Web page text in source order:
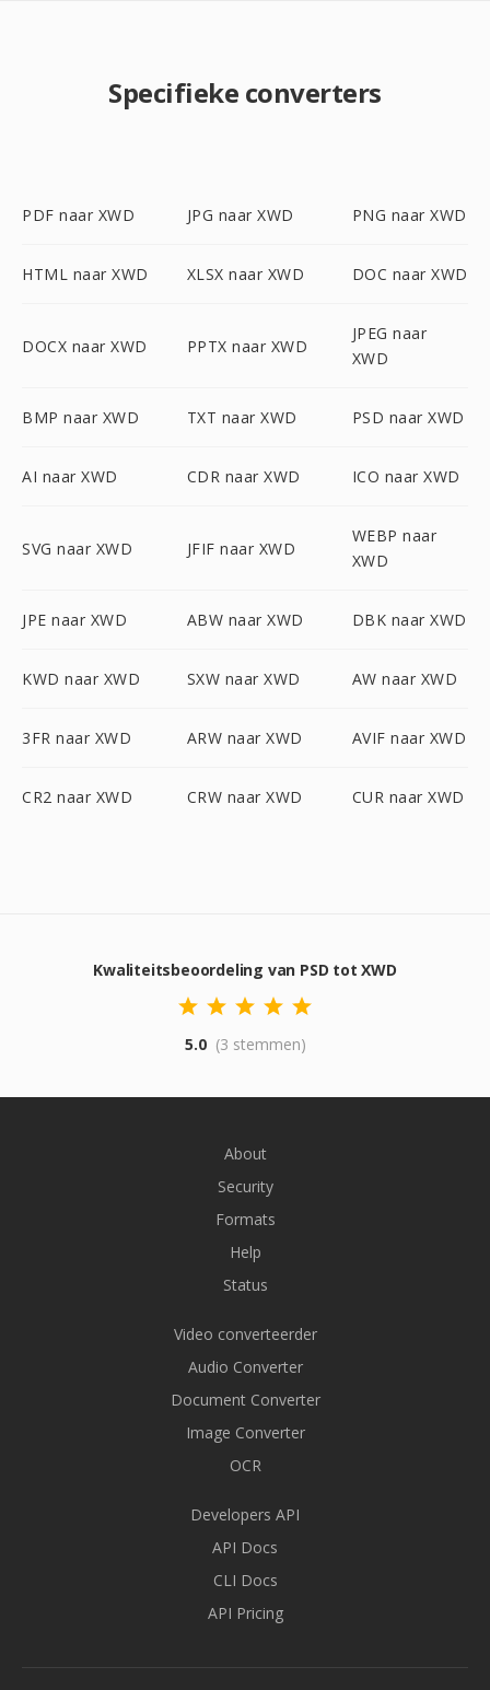
Specifieke converters
PDF naar XWD JPG naar XWD PNG naar XWD
HTML naar XWD XLSX naar XWD DOC naar XWD
DOCX naar XWD PPTX naar XWD
JPEG naar
XWD
BMP naar XWD TXT naar XWD PSD naar XWD
AI naar XWD CDR naar XWD ICO naar XWD
SVG naar XWD JFIF naar XWD
WEBP naar
XWD
JPE naar XWD ABW naar XWD DBK naar XWD
KWD naar XWD SXW naar XWD AW naar XWD
3FR naar XWD ARW naar XWD AVIF naar XWD
CR2 naar XWD CRW naar XWD CUR naar XWD
Kwaliteitsbeoordeling van PSD tot XWD
5.0 (3 stemmen)
About
Security
Formats
Help
Status
Video converteerder
Audio Converter
Document Converter
Image Converter
OCR
Developers API
API Docs
CLI Docs
API Pricing